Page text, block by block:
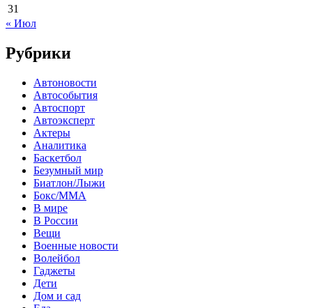
31
« Июл
Рубрики
Автоновости
Автособытия
Автоспорт
Автоэксперт
Актеры
Аналитика
Баскетбол
Безумный мир
Биатлон/Лыжи
Бокс/MMA
В мире
В России
Вещи
Военные новости
Волейбол
Гаджеты
Дети
Дом и сад